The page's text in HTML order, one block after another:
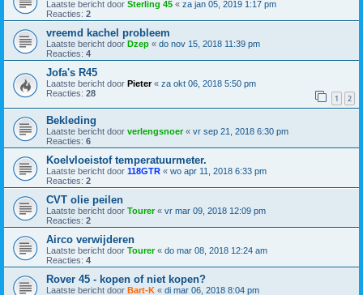
Laatste bericht door Sterling 45 « za jan 05, 2019 1:17 pm
Reacties: 2
vreemd kachel probleem
Laatste bericht door Dzep « do nov 15, 2018 11:39 pm
Reacties: 4
Jofa's R45
Laatste bericht door Pieter« za okt 06, 2018 5:50 pm
Reacties: 28 1 2
Bekleding
Laatste bericht door verlengsnoer« vr sep 21, 2018 6:30 pm
Reacties: 6
Koelvloeistof temperatuurmeter.
Laatste bericht door 118GTR « wo apr 11, 2018 6:33 pm
Reacties: 2
CVT olie peilen
Laatste bericht door Tourer« vr mar 09, 2018 12:09 pm
Reacties: 2
Airco verwijderen
Laatste bericht door Tourer« do mar 08, 2018 12:24 am
Reacties: 4
Rover 45 - kopen of niet kopen?
Laatste bericht door Bart-K « di mar 06, 2018 8:04 pm